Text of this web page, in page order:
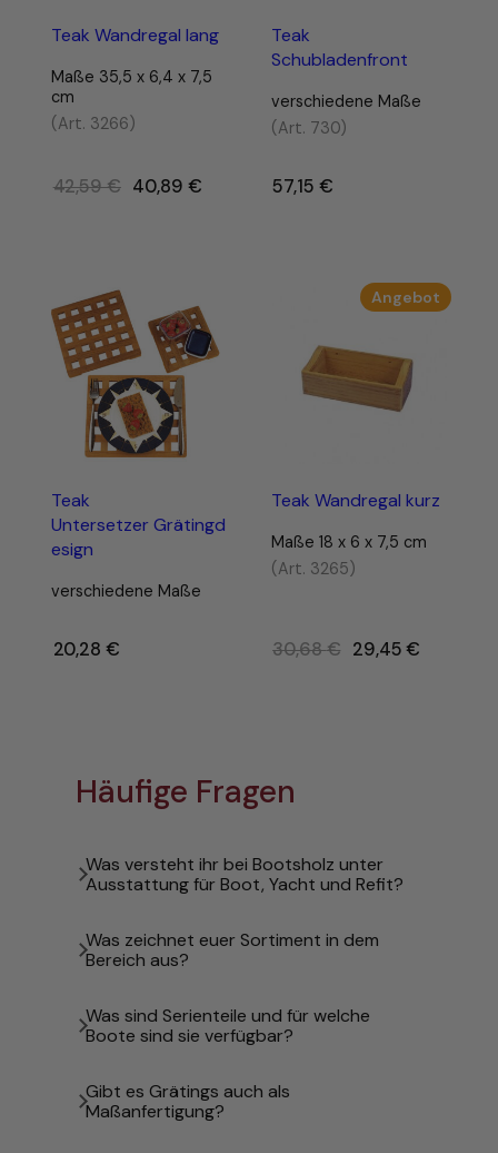
Teak Wandregal lang
Maße 35,5 x 6,4 x 7,5
cm
(Art. 3266)
42,59€ Ursprünglicher
40,89 €
Teak
Schubladenfront
verschiedene Maße
(Art. 730)
57,15 €
Teak
Untersetzer Grätingd
esign
verschiedene Maße
20,28 €
Angebot
im
Teak Wandregal kurz
Maße 18 x 6 x 7,5 cm
(Art. 3265)
30,68€ Ursprünglicher
29,45€
Häufige Fragen
Was versteht ihr bei Bootsholz unter
Ausstattung für Boot, Yacht und Refit?
Was zeichnet euer Sortiment in dem
Bereich aus?
Was sind Serienteile und für welche
Boote sind sie verfügbar?
Gibt es Grätings auch als
Maßanfertigung?